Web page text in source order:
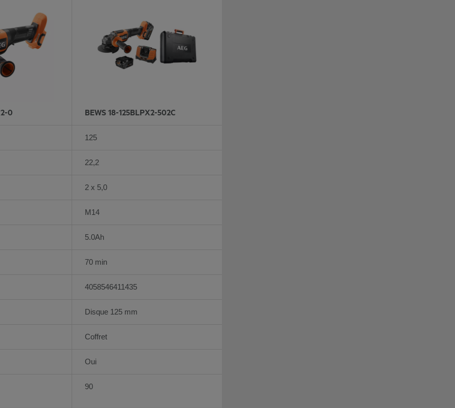
0 BEWS 18-125BLPX2-502C
125
22,2
2 x 5,0
M14
5.0Ah
70 min
4058546411435
Disque 125 mm
Coffret
Oui
90